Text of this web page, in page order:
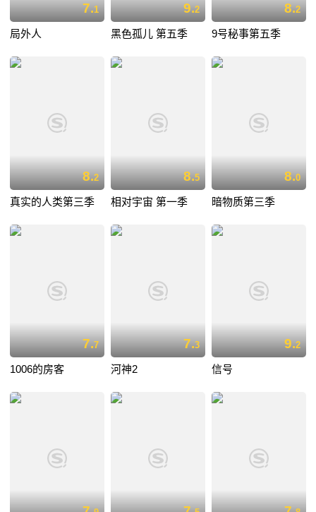
7.1
局外人
9.2
黑色孤儿 第五季
8.2
9号秘事第五季
8.2
真实的人类第三季
8.5
相对宇宙 第一季
8.0
暗物质第三季
7.7
1006的房客
7.3
河神2
9.2
信号